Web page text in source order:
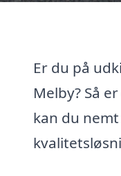
Er du på
Melby? Så
kan du